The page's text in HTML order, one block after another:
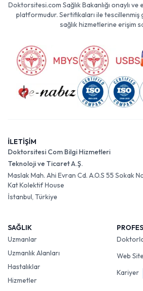
Doktorsitesi.com Sağlık Bakanlığı onaylı ve
platformudur. Sertifikaları ile tescillenmiş
sağlık hizmetlerine erişim
İLETİŞİM
Doktorsitesi Com Bilgi Hizmetleri
Teknoloji ve Ticaret A.Ş.
Maslak Mah. Ahi Evran Cd. A.O.S 55 Sokak
Kat Kolektif House
İstanbul, Türkiye
SAĞLIK
Uzmanlar
Uzmanlık Alanları
Hastalıklar
Hizmetler
Web
Kariyer